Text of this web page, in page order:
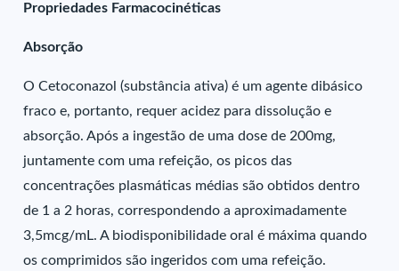
Propriedades Farmacocinéticas
Absorção
O Cetoconazol (substância ativa) é um agente dibásico
fraco e, portanto, requer acidez para dissolução e
absorção. Após a ingestão de uma dose de 200mg,
juntamente com uma refeição, os picos das
concentrações plasmáticas médias são obtidos dentro
de 1 a 2 horas, correspondendo a aproximadamente
3,5mcg/mL. A biodisponibilidade oral é máxima quando
os comprimidos são ingeridos com uma refeição.